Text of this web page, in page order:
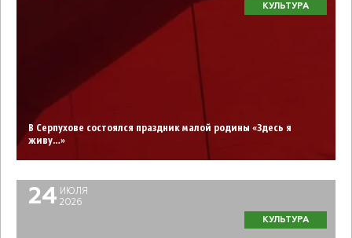
КУЛЬТУРА
В Серпухове состоялся праздник малой родины «Здесь я
живу…»
24 ИЮЛЯ
2026
КУЛЬТУРА